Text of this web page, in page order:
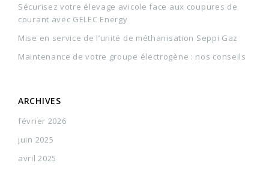
Sécurisez votre élevage avicole face aux coupures de
courant avec GELEC Energy
Mise en service de l’unité de méthanisation Seppi Gaz
Maintenance de votre groupe électrogène : nos conseils
ARCHIVES
février 2026
juin 2025
avril 2025